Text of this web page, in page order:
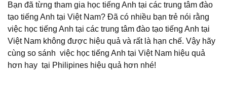
Bạn đã từng tham gia học tiếng Anh tại các trung tâm đào
tạo tiếng Anh tại Việt Nam? Đã có nhiều bạn trẻ nói rằng
việc học tiếng Anh tại các trung tâm đào tạo tiếng Anh tại
Việt Nam không được hiệu quả và rất là hạn chế. Vậy hãy
cùng so sánh việc học tiếng Anh tại Việt Nam hiệu quả
hơn hay tại Philipines hiệu quả hơn nhé!